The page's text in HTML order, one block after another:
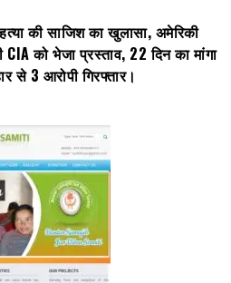
की साजिश का खुलासा, अमेरिकी
को भेजा प्रस्ताव, 22 दिन का मांगा
से 3 आरोपी गिरफ्तार।